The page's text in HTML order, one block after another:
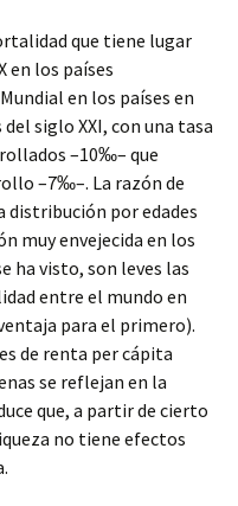
que tiene lugar
en los países
en los países en
siglo XXI, con una tasa
–10‰– que
–7‰–. La razón de
distribución por edades
muy envejecida en los
ha visto, son leves las
entre el mundo en
para el primero).
de renta per cápita
se reflejan en la
que, a partir de cierto
no tiene efectos